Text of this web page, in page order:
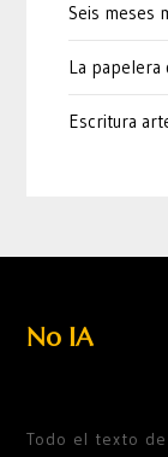
Seis meses
La papelera
Escritura
No IA
Todo el texto